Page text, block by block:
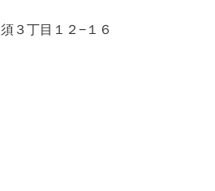
３丁目１２−１６